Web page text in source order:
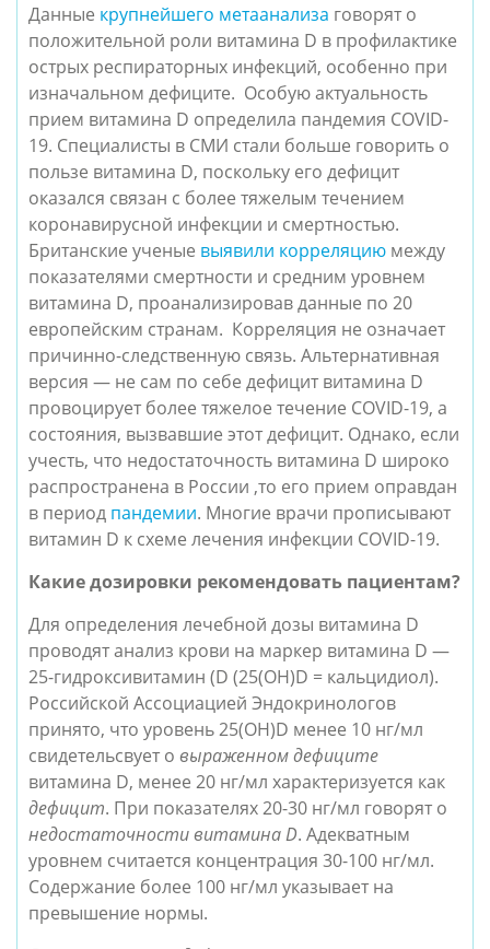
Данные крупнейшего метаанализа говорят о
положительной роли витамина D в профилактике
острых респираторных инфекций, особенно при
изначальном дефиците. Особую актуальность
прием витамина D определила пандемия COVID-
19. Специалисты в СМИ стали больше говорить о
пользе витамина D, поскольку его дефицит
оказался связан с более тяжелым течением
коронавирусной инфекции и смертностью.
Британские ученые выявили корреляцию между
показателями смертности и средним уровнем
витамина D, проанализировав данные по 20
европейским странам. Корреляция не означает
причинно-следственную связь. Альтернативная
версия — не сам по себе дефицит витамина D
провоцирует более тяжелое течение COVID-19, а
состояния, вызвавшие этот дефицит. Однако, если
учесть, что недостаточность витамина D широко
распространена в России ,то его прием оправдан
в период пандемии. Многие врачи прописывают
витамин D к схеме лечения инфекции COVID-19.
Какие дозировки рекомендовать пациентам?
Для определения лечебной дозы витамина D
проводят анализ крови на маркер витамина D —
25-гидроксивитамин (D (25(ОН)D = кальцидиол).
Российской Ассоциацией Эндокринологов
принято, что уровень 25(ОН)D менее 10 нг/мл
свидетельсвует о выраженном дефиците
витамина D, менее 20 нг/мл характеризуется как
дефицит. При показателях 20-30 нг/мл говорят о
недостаточности витамина D. Адекватным
уровнем считается концентрация 30-100 нг/мл.
Содержание более 100 нг/мл указывает на
превышение нормы.